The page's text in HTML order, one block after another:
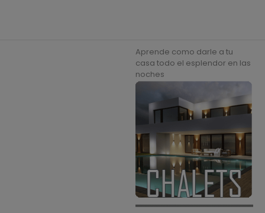
Aprende como darle a tu
casa todo el esplendor en las
noches